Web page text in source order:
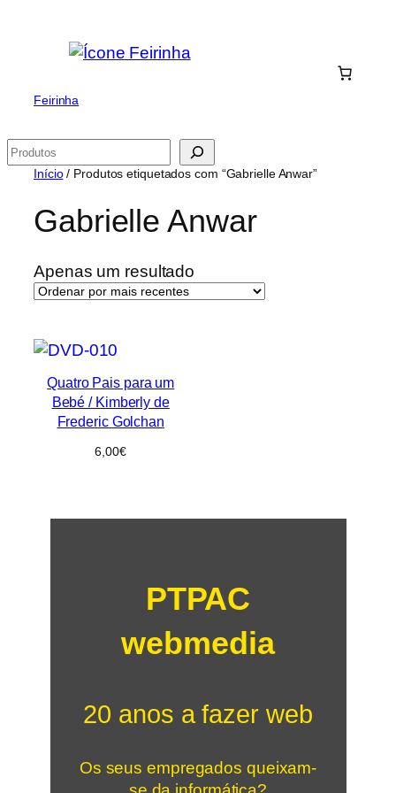
Feirinha
Pesquisar
Início/ Produtos etiquetados com “Gabrielle Anwar”
Gabrielle Anwar
Apenas um resultado
Quatro Pais para um
Bebé / Kimberly de
Frederic Golchan
6,00€
PTPAC
webmedia
20 anos a fazer web
Os seus empregados queixam-